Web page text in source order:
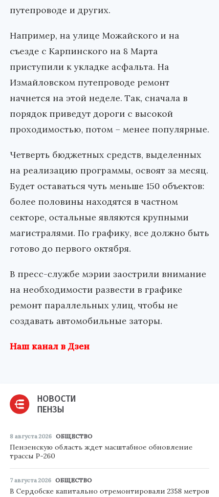
путепроводе и других.
Например, на улице Можайского и на
съезде с Карпинского на 8 Марта
приступили к укладке асфальта. На
Измайловском путепроводе ремонт
начнется на этой неделе. Так, сначала в
порядок приведут дороги с высокой
проходимостью, потом – менее популярные.
Четверть бюджетных средств, выделенных
на реализацию программы, освоят за месяц.
Будет оставаться чуть меньше 150 объектов:
более половины находятся в частном
секторе, остальные являются крупными
магистралями. По графику, все должно быть
готово до первого октября.
В пресс-службе мэрии заострили внимание
на необходимости развести в графике
ремонт параллельных улиц, чтобы не
создавать автомобильные заторы.
Наш канал в Дзен
НОВОСТИ
ПЕНЗЫ
8 августа 2026 ОБЩЕСТВО
Пензенскую область ждет масштабное обновление
трассы Р-260
7 августа 2026 ОБЩЕСТВО
В Сердобске капитально отремонтировали 2358 метров